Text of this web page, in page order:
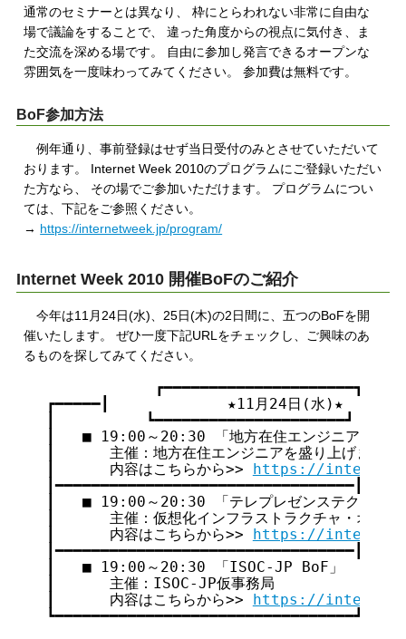
通常のセミナーとは異なり、 枠にとらわれない非常に自由な
場で議論をすることで、 違った角度からの視点に気付き、ま
た交流を深める場です。 自由に参加し発言できるオープンな
雰囲気を一度味わってみてください。 参加費は無料です。
BoF参加方法
例年通り、事前登録はせず当日受付のみとさせていただいて
おります。 Internet Week 2010のプログラムにご登録いただい
た方なら、 その場でご参加いただけます。 プログラムについ
ては、下記をご参照ください。
→ https://internetweek.jp/program/
Internet Week 2010 開催BoFのご紹介
今年は11月24日(水)、25日(木)の2日間に、五つのBoFを開
催いたします。 ぜひ一度下記URLをチェックし、ご興味のあ
るものを探してみてください。
            ┏━━━━━━━━━━━━━━━━━━━━━┓
┏━━━━━┃             ★11月24日(水)★
┃          ┗━━━━━━━━━━━━━━━━━━━━━┛
┃   ■ 19:00～20:30 「地方在住エンジニアを盛り
┃      主催：地方在住エンジニアを盛り上げまし
┃      内容はこちらから>>
https://
┃━━━━━━━━━━━━━━━━━━━━━━━━━━━━━━━━━┃
┃   ■ 19:00～20:30 「テレプレゼンステクノ
┃      主催：仮想化インフラストラクチャ・オペ
┃      内容はこちらから>>
https://
┃━━━━━━━━━━━━━━━━━━━━━━━━━━━━━━━━━┃
┃   ■ 19:00～20:30 「ISOC-JP
┃      主催：ISOC-JP仮事務局
┃      内容はこちらから>>
https://
┗━━━━━━━━━━━━━━━━━━━━━━━━━━━━━━━━━┛